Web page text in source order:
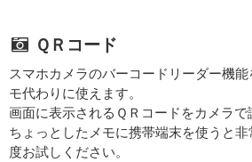
ＱＲコード
スマホカメラのバーコードリーダー機
モ代わりに使えます。
画面に表示されるＱＲコードをカメラで
ちょっとしたメモに携帯端末を使うと
度お試しください。